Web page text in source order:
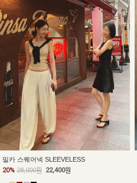
밀카 스퀘어넥 SLEEVELESS
20% 28,000원 22,400원